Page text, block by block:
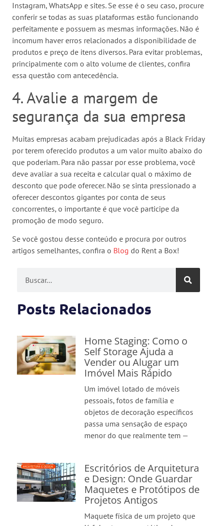
Instagram, WhatsApp e sites. Se esse é o seu caso, procure
conferir se todas as suas plataformas estão funcionando
perfeitamente e possuem as mesmas informações. Não é
incomum haver erros relacionados a disponibilidade de
produtos e preço de itens diversos. Para evitar problemas,
principalmente com o alto volume de clientes, confira
essa questão com antecedência.
4. Avalie a margem de
segurança da sua empresa
Muitas empresas acabam prejudicadas após a Black Friday
por terem oferecido produtos a um valor muito abaixo do
que poderiam. Para não passar por esse problema, você
deve avaliar a sua receita e calcular qual o máximo de
desconto que pode oferecer. Não se sinta pressionado a
oferecer descontos gigantes por conta de seus
concorrentes, o importante é que você participe da
promoção de modo seguro.
Se você gostou desse conteúdo e procura por outros
artigos semelhantes, confira o Blog do Rent a Box!
Posts Relacionados
Home Staging: Como o
Self Storage Ajuda a
Vender ou Alugar um
Imóvel Mais Rápido
Um imóvel lotado de móveis
pessoais, fotos de família e
objetos de decoração específicos
passa uma sensação de espaço
menor do que realmente tem —
Escritórios de Arquitetura
e Design: Onde Guardar
Maquetes e Protótipos de
Projetos Antigos
Maquete física de um projeto que